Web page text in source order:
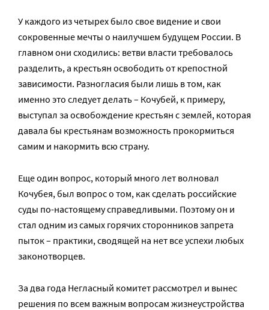
У каждого из четырех было свое видение и свои
сокровенные мечты о наилучшем будущем России. В
главном они сходились: ветви власти требовалось
разделить, а крестьян освободить от крепостной
зависимости. Разногласия были лишь в том, как
именно это следует делать – Кочубей, к примеру,
выступал за освобождение крестьян с землей, которая
давала бы крестьянам возможность прокормиться
самим и накормить всю страну.
Еще один вопрос, который много лет волновал
Кочубея, был вопрос о том, как сделать российские
суды по-настоящему справедливыми. Поэтому он и
стал одним из самых горячих сторонников запрета
пыток – практики, сводящей на нет все успехи любых
законотворцев.
За два года Негласный комитет рассмотрел и вынес
решения по всем важным вопросам жизнеустройства